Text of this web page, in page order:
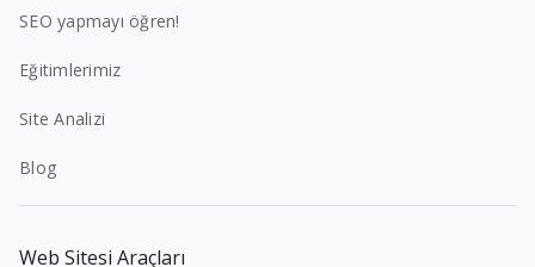
SEO yapmayı öğren!
Eğitimlerimiz
Site Analizi
Blog
Web Sitesi Araçları